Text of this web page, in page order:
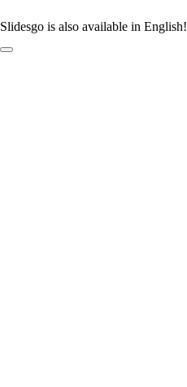
Slidesgo is also available in English!